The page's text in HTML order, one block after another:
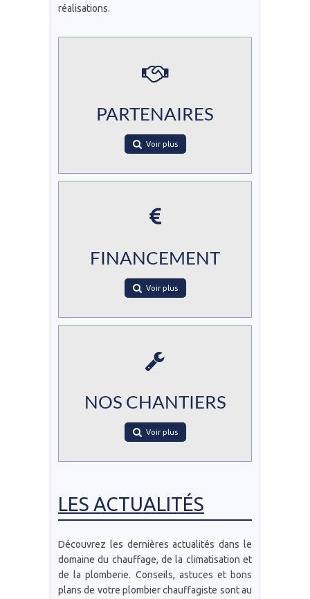
réalisations.
PARTENAIRES
Voir plus
FINANCEMENT
Voir plus
NOS CHANTIERS
Voir plus
LES ACTUALITÉS
Découvrez les dernières actualités dans le
domaine du chauffage, de la climatisation et
de la plomberie. Conseils, astuces et bons
plans de votre plombier chauffagiste sont au